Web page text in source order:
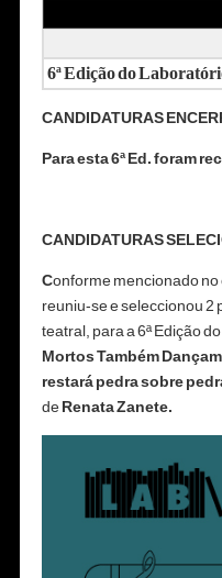
6ª Edição do
CANDIDATURAS
Para esta 6ª Ed. foram
CANDIDATURAS
Conforme mencionado no
reuniu-se e seleccionou 2
teatral, para a 6ª Edição
Mortos Também
restará pedra sobre
deRenata Zanete.